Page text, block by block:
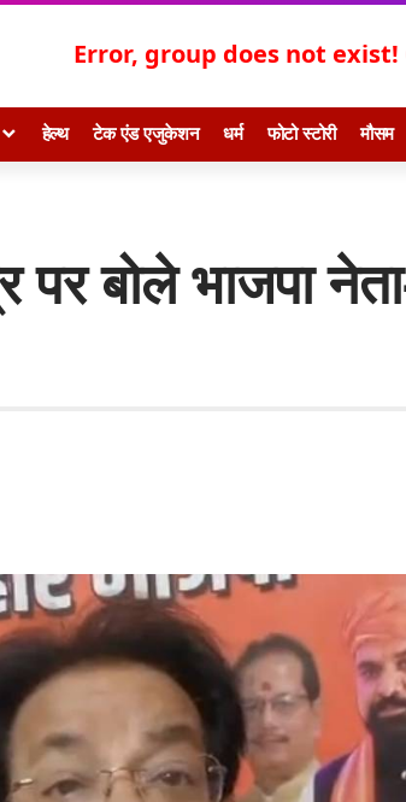
Error, group does not
हेल्थ टेक एंड एजुकेशन धर्म फोटो स्टोरी मौसम
बोले भाजपा